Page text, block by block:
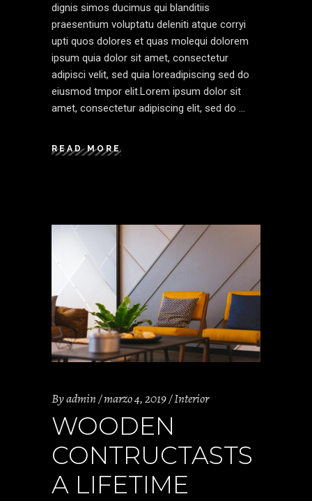
dignis simos ducimus qui blanditiis
praesentium voluptatu deleniti atque corryi
upti quos dolores et quas molequi dolorem
ipsum quia dolor sit amet, consectetur
adipisci velit, sed quia loreadipiscing sed do
eiusmod tmpor elit.Lorem ipsum dolor sit
amet, consectetur adipiscing elit, sed do
READ MORE
Byadmin marzo 4, 2019 Interior
WOODEN
CONTRUCTASTS
A LIFETIME